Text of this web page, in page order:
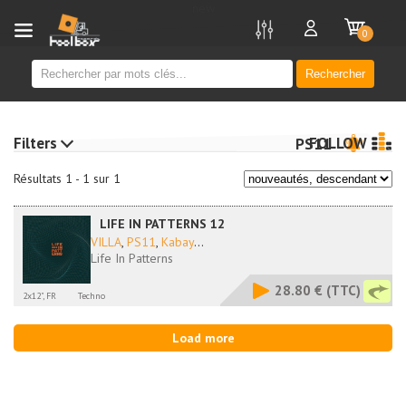
Rechercher
0
Résultats 1 - 1 sur 1
PS11
FOLLOW
LIFE IN PATTERNS 12
VILLA, PS11, Kabay...
Life In Patterns
2x12", FR Techno 28.80 € (TTC)
Load more
Filters